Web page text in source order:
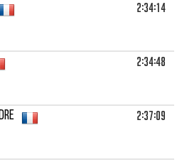
2:34:14
2:34:48
2:37:09